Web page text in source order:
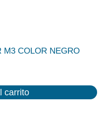
M3 COLOR NEGRO
carrito